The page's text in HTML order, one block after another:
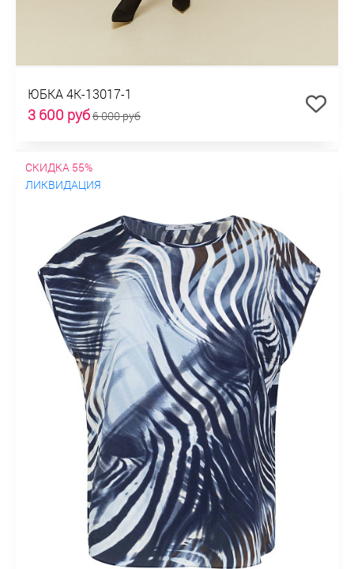
ЮБКА 4К-13017-1
3 600 руб6 000 руб
СКИДКА 55%
ЛИКВИДАЦИЯ